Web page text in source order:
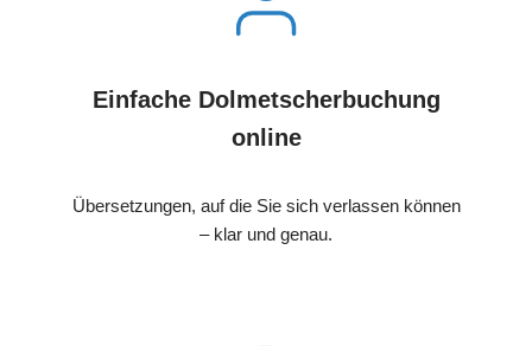
Einfache Dolmetscherbuchung
online
Übersetzungen, auf die Sie sich verlassen können
– klar und genau.